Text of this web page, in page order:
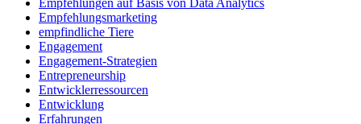
Empfehlungen auf Basis von Data Analytics
Empfehlungsmarketing
empfindliche Tiere
Engagement
Engagement-Strategien
Entrepreneurship
Entwicklerressourcen
Entwicklung
Erfahrungen